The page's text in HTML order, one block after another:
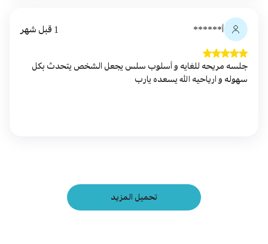
أ****** 1 قبل شهر
جلسه مريحه للغايه و أسلوب سلس يجعل الشخص يتحدث بكل
سهوله و ارياحيه الله يسعده يارب
تحميل المزيد